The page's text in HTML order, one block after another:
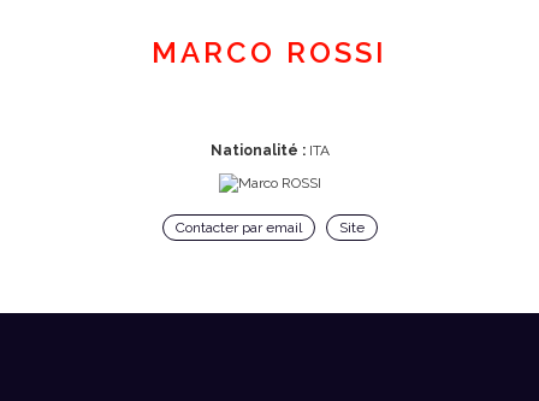
MARCO ROSSI
Nationalité :ITA
Contacter par email Site